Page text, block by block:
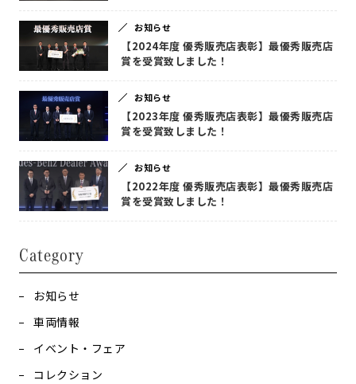
お知らせ
【2024年度 優秀販売店表彰】最優秀販売店
賞を受賞致しました！
お知らせ
【2023年度 優秀販売店表彰】最優秀販売店
賞を受賞致しました！
お知らせ
【2022年度 優秀販売店表彰】最優秀販売店
賞を受賞致しました！
Category
お知らせ
車両情報
イベント・フェア
コレクション